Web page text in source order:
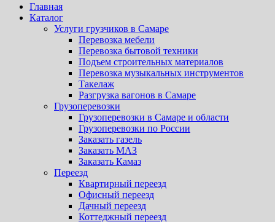
Главная
Каталог
Услуги грузчиков в Самаре
Перевозка мебели
Перевозка бытовой техники
Подъем строительных материалов
Перевозка музыкальных инструментов
Такелаж
Разгрузка вагонов в Самаре
Грузоперевозки
Грузоперевозки в Самаре и области
Грузоперевозки по России
Заказать газель
Заказать МАЗ
Заказать Камаз
Переезд
Квартирный переезд
Офисный переезд
Дачный переезд
Коттеджный переезд